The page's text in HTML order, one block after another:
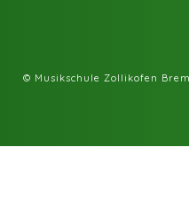
© Musikschule Zollikofen